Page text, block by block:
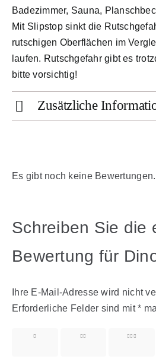
Badezimmer, Sauna,
Mit Slipstop sinkt die
rutschigen Oberflächen im
laufen. Rutschgefahr gibt es
bitte vorsichtig!
Zusätzliche
Es gibt noch keine Bewertungen.
Schreiben Sie die
Bewertung für
Ihre E-Mail-Adresse wird nicht
Erforderliche Felder sind mit*
1 von
2 von
3 von